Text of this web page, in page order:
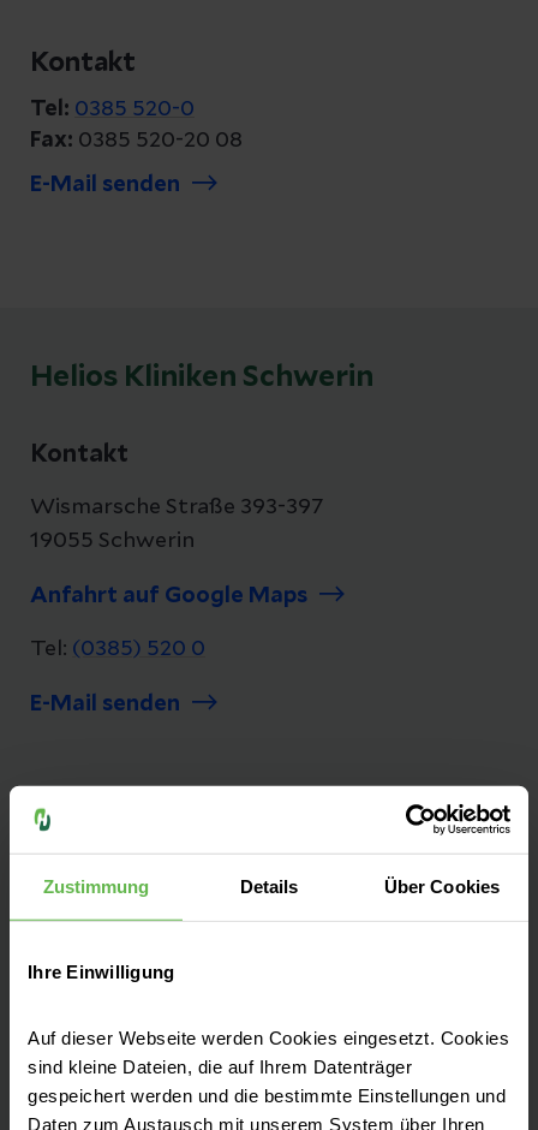
Zustimmung Details Über Cookies
Ihre Einwilligung
Auf dieser Webseite werden Cookies eingesetzt. Cookies
sind kleine Dateien, die auf Ihrem Datenträger
gespeichert werden und die bestimmte Einstellungen und
Daten zum Austausch mit unserem System über Ihren
Kontakt
Tel: 0385 520-0
Fax: 0385 520-20 08
E-Mail senden
Helios Kliniken Schwerin
Kontakt
Wismarsche Straße 393-397
19055 Schwerin
Anfahrt auf Google Maps
Tel: (0385) 520 0
E-Mail senden
Unsere Qualität
uns nicht nur ein Wort, es ist ein Versprechen.
optimieren wir unsere Qualität, damit sie
Zu unseren Qualitätszahlen